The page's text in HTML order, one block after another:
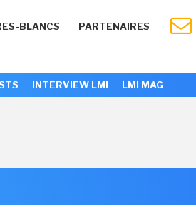
BLANCS PARTENAIRES
INTERVIEW LMI LMI MAG